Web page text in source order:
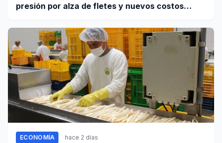
presión por alza de fletes y nuevos costos
ECONOMÍA hace 2 días